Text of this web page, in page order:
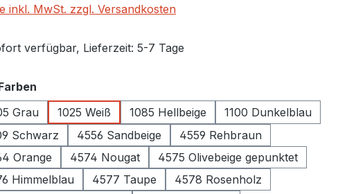
inkl. MwSt. zzgl. Versandkosten
verfügbar, Lieferzeit: 5-7 Tage
Grau
1025 Weiß 1085 Hellbeige
1100 Dunkelblau
3009 Schwarz
4556 Sandbeige
4559 Rehbraun
Orange
4574 Nougat
4575 Olivebeige gepunktet
Himmelblau
4577 Taupe
4578 Rosenholz